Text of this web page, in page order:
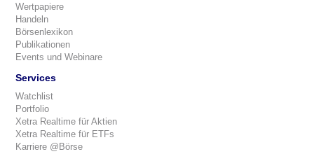
Wertpapiere
Handeln
Börsenlexikon
Publikationen
Events und Webinare
Services
Watchlist
Portfolio
Xetra Realtime für Aktien
Xetra Realtime für ETFs
Karriere @Börse